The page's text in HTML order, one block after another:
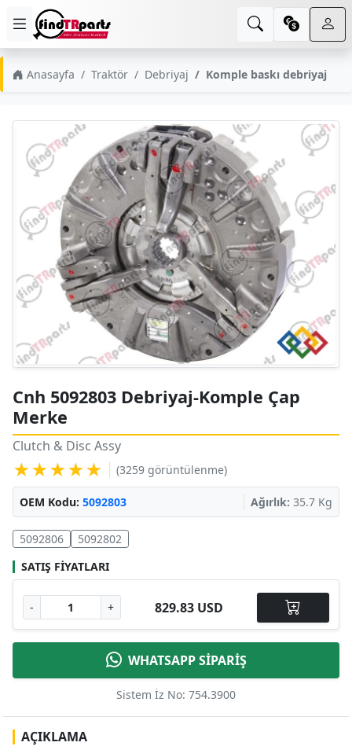
Anasayfa Traktör Debriyaj Komple baskı debriyaj
Cnh 5092803 Debriyaj-Komple Çap
Merke
Clutch & Disc Assy
★★★★★ (3259 görüntülenme)
OEM Kodu: 5092803 Ağırlık: 35.7 Kg
5092806
5092802
SATIŞ FIYATLARI
- + 829.83 USD
WHATSAPP SİPARİŞ
Sistem İz No: 754.3900
AÇIKLAMA